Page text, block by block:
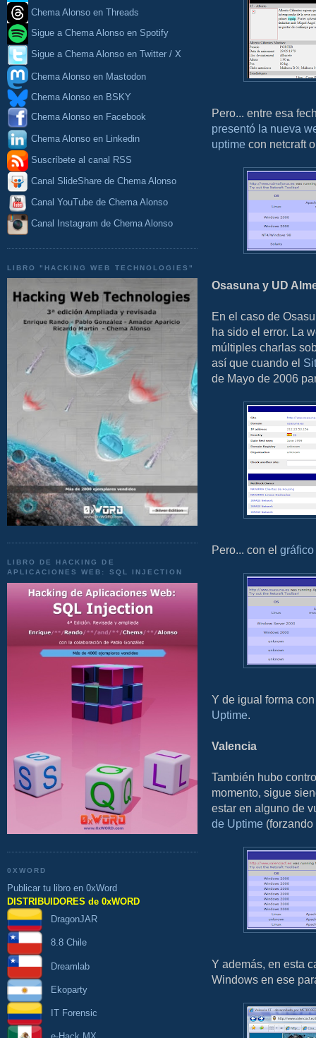
Chema Alonso en Threads
Sigue a Chema Alonso en Spotify
Sigue a Chema Alonso en Twitter / X
Chema Alonso en Mastodon
Chema Alonso en BSKY
Chema Alonso en Facebook
Chema Alonso en Linkedin
Suscríbete al canal RSS
Canal SlideShare de Chema Alonso
Canal YouTube de Chema Alonso
Canal Instagram de Chema Alonso
LIBRO "HACKING WEB TECHNOLOGIES"
LIBRO DE HACKING DE
APLICACIONES WEB: SQL INJECTION
0XWORD
Publicar tu libro en 0xWord
DISTRIBUIDORES de 0xWORD
DragonJAR
8.8 Chile
Dreamlab
Ekoparty
IT Forensic
Pero... entre esa
presentó la nueva
uptime con netcraft
Osasuna y UD
En el caso de
ha sido el error. La
múltiples charlas
así que cuando el
de Mayo de 2006
Pero... con el
Y de igual forma
Uptime.
Valencia
También hubo
momento, sigue
estar en alguno de
de Uptime
Y además, en esta
Windows en ese